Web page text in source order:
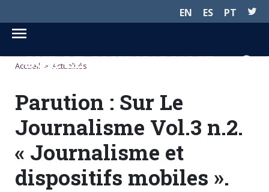
EN ES PT
SUR LE JOURNALISME...
Accueil > Actualités
Parution : Sur Le
Journalisme Vol.3 n.2.
« Journalisme et
dispositifs mobiles ».